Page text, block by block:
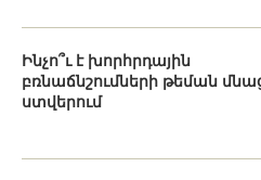
Ինչո՞ւ է խորհրդային
բռնաճնշումների թեման
ստվերում